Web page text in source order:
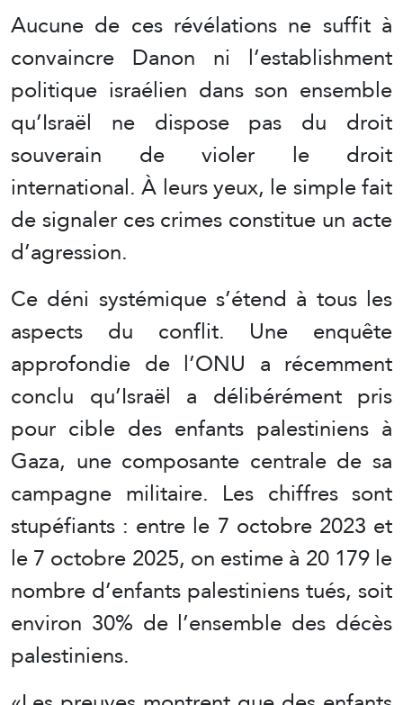
Aucune de ces révélations ne suffit à
convaincre Danon ni l’establishment
politique israélien dans son ensemble
qu’Israël ne dispose pas du droit
souverain de violer le droit
international. À leurs yeux, le simple fait
de signaler ces crimes constitue un acte
d’agression.
Ce déni systémique s’étend à tous les
aspects du conflit. Une enquête
approfondie de l’ONU a récemment
conclu qu’Israël a délibérément pris
pour cible des enfants palestiniens à
Gaza, une composante centrale de sa
campagne militaire. Les chiffres sont
stupéfiants : entre le 7 octobre 2023 et
le 7 octobre 2025, on estime à 20 179 le
nombre d’enfants palestiniens tués, soit
environ 30% de l’ensemble des décès
palestiniens.